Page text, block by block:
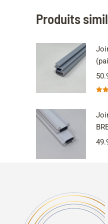
Produits